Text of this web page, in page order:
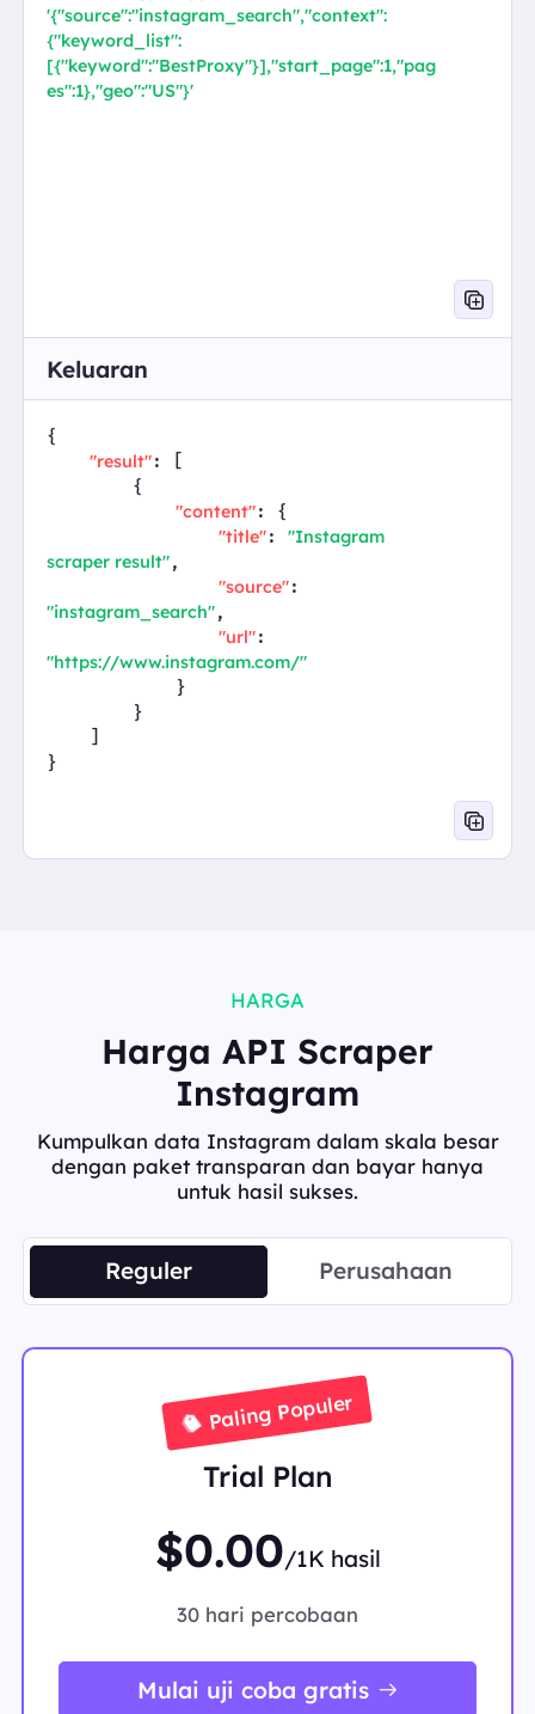
'{"source":"instagram_search","context":
{"keyword_list":
[{"keyword":"BestProxy"}],"start_page":1,"pag
es":1},"geo":"US"}'
Keluaran
{
"result": [
"content": {
"title": "Instagram
scraper result",
"source"
"instagram_search",
"url"
"https://www.instagram.com/"
}
HARGA
Harga API Scraper
Instagram
Kumpulkan data Instagram dalam skala besar
dengan paket transparan dan bayar hanya
untuk hasil sukses.
Reguler Perusahaan
Paling Populer
Trial Plan
$0.00/1K hasil
30 hari percobaan
Mulai uji coba gratis